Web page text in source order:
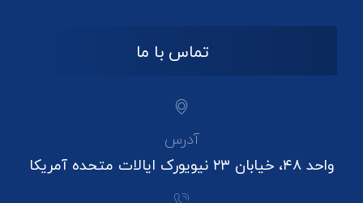
تماس با ما
آدرس
واحد ۴۸، خیابان ۲۳ نیویورک ایالات متحده آمریکا